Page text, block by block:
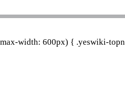
width: 600px) { .yeswiki-